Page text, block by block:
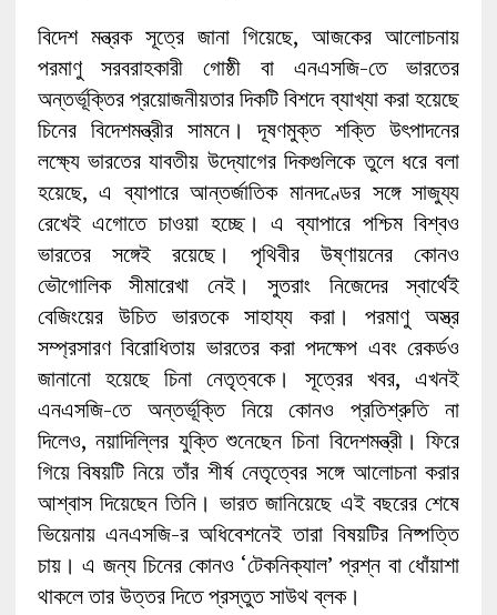
বিদেশ মন্ত্রক সূত্রে জানা গিয়েছে, আজকের আলোচনায়
পরমাণু সরবরাহকারী গোষ্ঠী বা এনএসজি-তে ভারতের
অন্তর্ভূক্তির প্রয়োজনীয়তার দিকটি বিশদে ব্যাখ্যা করা হয়েছে
চিনের বিদেশমন্ত্রীর সামনে। দূষণমুক্ত শক্তি উৎপাদনের
লক্ষ্যে ভারতের যাবতীয় উদ্যোগের দিকগুলিকে তুলে ধরে বলা
হয়েছে, এ ব্যাপারে আন্তর্জাতিক মানদণ্ডের সঙ্গে সাজুয্য
রেখেই এগোতে চাওয়া হচ্ছে। এ ব্যাপারে পশ্চিম বিশ্বও
ভারতের সঙ্গেই রয়েছে। পৃথিবীর উষ্ণায়নের কোনও
ভৌগোলিক সীমারেখা নেই। সুতরাং নিজেদের স্বার্থেই
বেজিংয়ের উচিত ভারতকে সাহায্য করা। পরমাণু অস্ত্র
সম্প্রসারণ বিরোধিতায় ভারতের করা পদক্ষেপ এবং রেকর্ডও
জানানো হয়েছে চিনা নেতৃত্বকে। সূত্রের খবর, এখনই
এনএসজি-তে অন্তর্ভূক্তি নিয়ে কোনও প্রতিশ্রুতি না
দিলেও, নয়াদিল্লির যুক্তি শুনেছেন চিনা বিদেশমন্ত্রী। ফিরে
গিয়ে বিষয়টি নিয়ে তাঁর শীর্ষ নেতৃত্বের সঙ্গে আলোচনা করার
আশ্বাস দিয়েছেন তিনি। ভারত জানিয়েছে এই বছরের শেষে
ভিয়েনায় এনএসজি-র অধিবেশনেই তারা বিষয়টির নিষ্পত্তি
চায়। এ জন্য চিনের কোনও ‘টেকনিক্যাল’ প্রশ্ন বা ধোঁয়াশা
থাকলে তার উত্তর দিতে প্রস্তুত সাউথ ব্লক।